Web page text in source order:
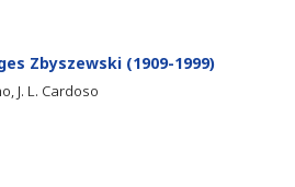
Zbyszewski (1909-1999)
J. L. Cardoso